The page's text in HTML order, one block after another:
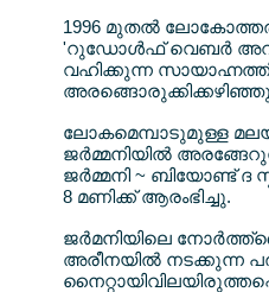
1996 മുതല്‍
'റുഡോള്‍ഫ് വെബര്‍
വഹിക്കുന്ന
ലോകമെമ്പാടുമുള്ള
ജര്‍മ്മനിയില്‍
ജര്‍മ്മനി ~ ബിയോണ്ട്
8 മണിക്ക് ആരംഭിച്ചു.
ജര്‍മനിയിലെ
അരീനയില്‍ നടക്കുന്ന